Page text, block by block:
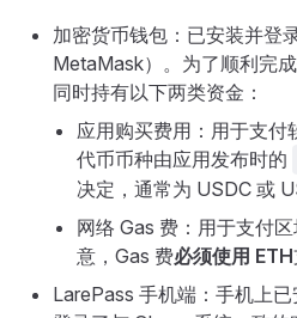
加密货币钱包：已安装并登
MetaMask）。为了顺利完
同时持有以下两类资金：
应用购买费用：用于支付
代币币种由应用发布时的
决定，通常为 USDC 或
网络 Gas 费：用于支付
意，Gas 费必须使用 ETH
LarePass 手机端：手机上